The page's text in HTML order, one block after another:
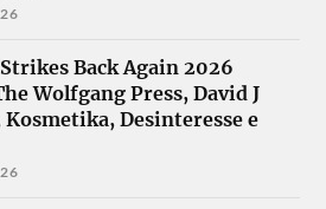
Back Again 2026
Wolfgang Press, David J
Kosmetika, Desinteresse e